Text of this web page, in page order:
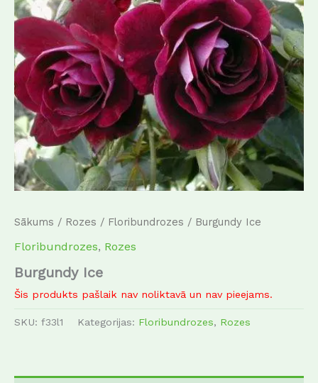
Sākums / Rozes / Floribundrozes / Burgundy Ice
Floribundrozes, Rozes
Burgundy Ice
Šis produkts pašlaik nav noliktavā un nav pieejams.
SKU: f33l1 Kategorijas: Floribundrozes, Rozes